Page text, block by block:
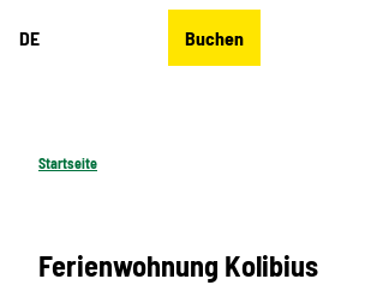
DE Buchen
Startseite
Ferienwohnung Kolibius